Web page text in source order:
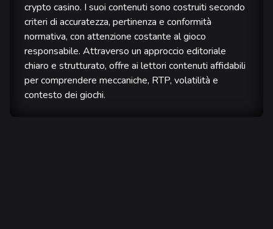
crypto casino. I suoi contenuti sono costruiti secondo
criteri di accuratezza, pertinenza e conformità
normativa, con attenzione costante al gioco
responsabile. Attraverso un approccio editoriale
chiaro e strutturato, offre ai lettori contenuti affidabili
per comprendere meccaniche, RTP, volatilità e
contesto dei giochi.